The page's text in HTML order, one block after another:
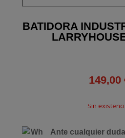
BATIDORA
149,00
Sin
Ante cualquier